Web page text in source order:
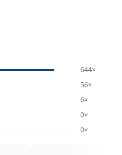
644×
56×
6×
0×
0×